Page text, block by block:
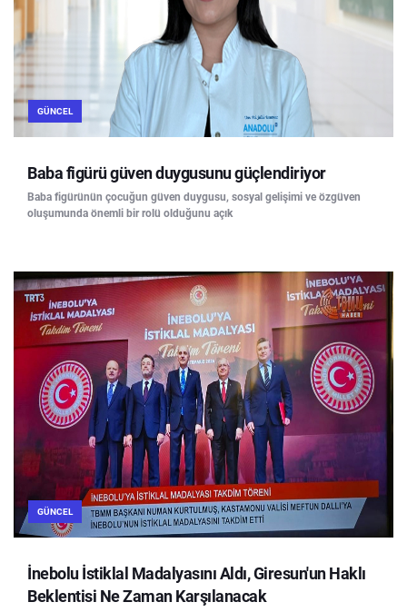
GÜNCEL
Baba figürü güven duygusunu güçlendiriyor
Baba figürünün çocuğun güven duygusu, sosyal gelişimi ve özgüven
oluşumunda önemli bir rolü olduğunu açık
GÜNCEL
İnebolu İstiklal Madalyasını Aldı, Giresun'un Haklı
Beklentisi Ne Zaman Karşılanacak